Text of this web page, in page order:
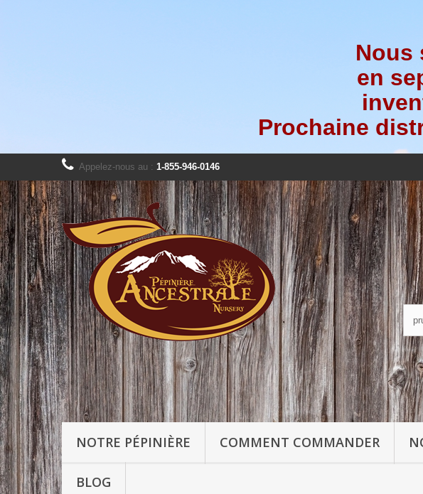
Nous
en
Prochaine
Appelez-nous au : 1-855-946-0146
NOTRE PÉPINIÈRE COMMENT COMMANDER
BLOG